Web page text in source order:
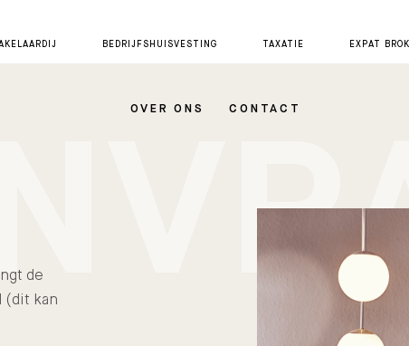
BEDRIJFSHUISVESTING TAXATIE EXPAT
OVER ONS CONTACT
de
(dit kan